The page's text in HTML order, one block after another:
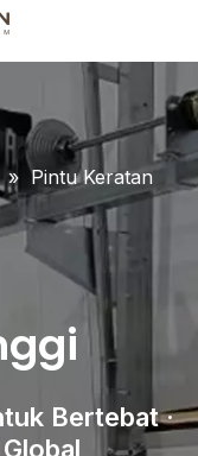
» Pintu Keratan
Bertebat ·